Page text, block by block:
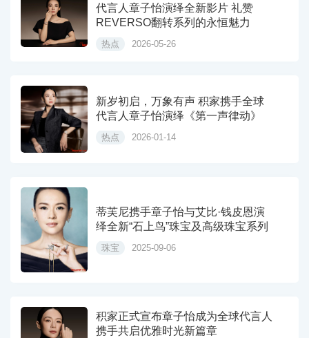
代言人章子怡演绎全新影片 礼赞
REVERSO翻转系列的永恒魅力
热点 2026-05-26
新岁初启，万象有声 积家携手全球
代言人章子怡演绎《第一声律动》
热点 2026-01-14
蒂芙尼携手章子怡与艾比·钱皮恩演
绎全新“石上鸟”珠宝及高级珠宝系列
珠宝 2025-09-06
积家正式宣布章子怡成为全球代言人
携手共启优雅时光新篇章